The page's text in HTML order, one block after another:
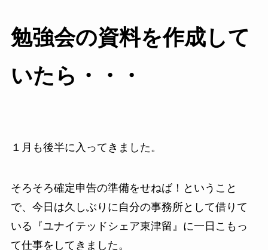
勉強会の資料を作成して
いたら・・・
１月も後半に入ってきました。
そろそろ確定申告の準備をせねば！ということ
で、今日は久しぶりに自分の事務所として借りて
いる『ユナイテッドシェア東津留』に一日こもっ
て仕事をしてきました。